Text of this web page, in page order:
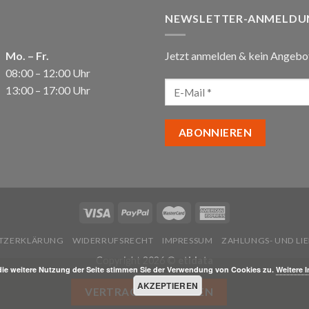
Mo. – Fr.
08:00 – 12:00 Uhr
13:00 – 17:00 Uhr
NEWSLETTER-
Jetzt anmelden & kein
WIDERRUFSRECHT IMPRESSUM ZAHLUNGS- UND
Copyright 2026 © etidata
VERTRAG WIDERRUFEN
weitere Nutzung der Seite stimmen Sie der Verwendung von Cookies zu. Weitere
AKZEPTIEREN